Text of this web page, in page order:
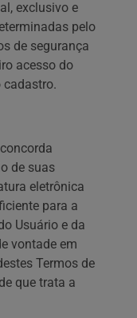
exclusivo e
pelo
de segurança
acesso do
cadastro.
de suas
eletrônica
para a
Usuário e da
vontade em
Termos de
que trata a